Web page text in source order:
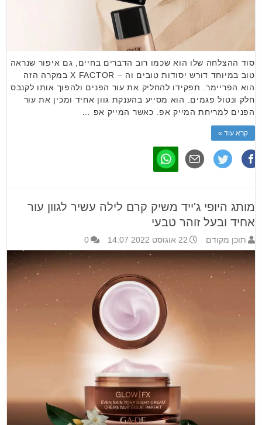
סוד ההצלחה שלו הוא שכמו רוב הדברים בחיים, גם איפור שנראה
טוב במיוחד דורש יסודות טובים וה – X FACTOR במקרה הזה
הוא הפריימר. תפקידו להחליק את עור הפנים ולהפוך אותו לקנבס
חלק ונטול פגמים. הוא מסייע בהענקת גוון אחיד ומכין את עור
הפנים למריחת המייק אפ. כאשר המייק אפ …
קרא עוד »
מותג היופי ג'ייד משיק קרם לילה עשיר לגוון עור
אחיד ובעל זוהר טבעי
תוכן מקודם 22 אוגוסט 2022 14:07 0